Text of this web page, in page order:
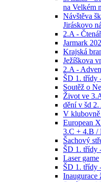
na Velkém
Návštěva
Jiráskovo
2.A -
Jarmark
Krajská
Ježíškova
2.A -
ŠD 1. třídy
Soutěž o
Život ve
dění v šd 2.
V
European
3.C + 4.B /
Šachový
ŠD 1. třídy
Laser game
ŠD 1. třídy
Inaugurace